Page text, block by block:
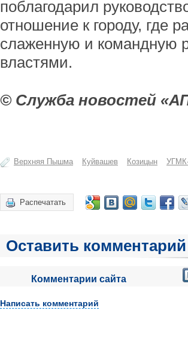
поблагодарил
отношение к городу, где
слаженную и командную
властями.
© Служба новостей
Верхняя Пышма Куйвашев Козицын
Распечатать
Оставить комментарий
Комментарии сайта
Написать комментарий